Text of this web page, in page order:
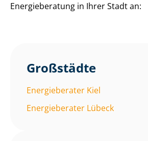
Energieberatung in Ihrer Stadt an:
Großstädte
Energieberater Kiel
Energieberater Lübeck